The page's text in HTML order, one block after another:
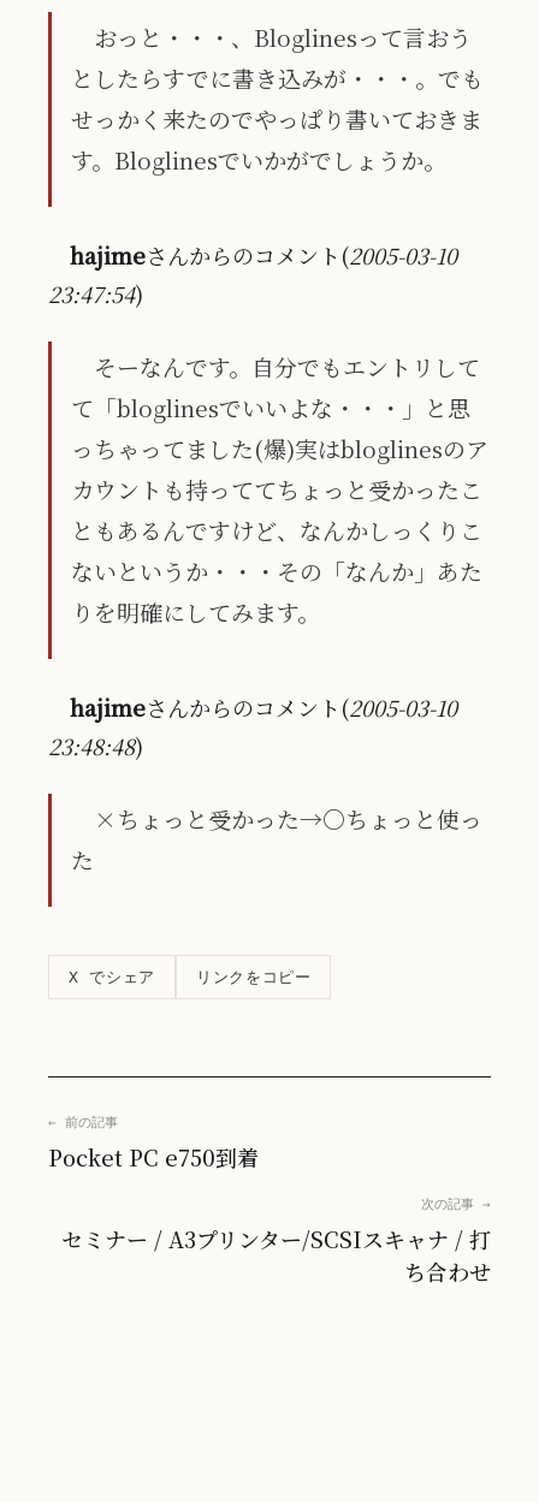
おっと・・・、Bloglinesって言おう
としたらすでに書き込みが・・・。でも
せっかく来たのでやっぱり書いておきま
す。Bloglinesでいかがでしょうか。
hajimeさんからのコメント(2005-03-10
23:47:54)
そーなんです。自分でもエントリして
て「bloglinesでいいよな・・・」と思
っちゃってました(爆)実はbloglinesのア
カウントも持っててちょっと受かったこ
ともあるんですけど、なんかしっくりこ
ないというか・・・その「なんか」あた
りを明確にしてみます。
hajimeさんからのコメント(2005-03-10
23:48:48)
×ちょっと受かった→○ちょっと使っ
た
X でシェア リンクをコピー
← 前の記事
Pocket PC e750到着
次の記事 →
セミナー / A3プリンター/SCSIスキャナ / 打
ち合わせ